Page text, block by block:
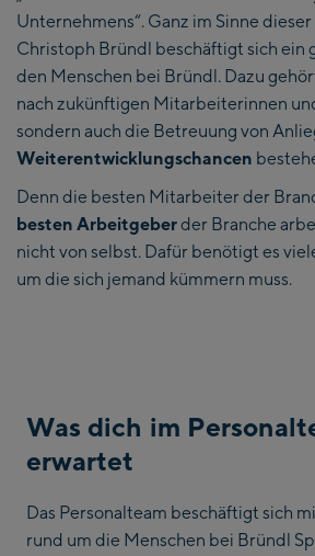
Unternehmens“. Ganz im Sinne dieser
Christoph Bründl beschäftigt sich ein
den Menschen bei Bründl. Dazu
nach zukünftigen Mitarbeiterinnen
sondern auch die Betreuung von
Weiterentwicklungschancen
Denn die besten Mitarbeiter der
besten Arbeitgeberder Branche
nicht von selbst. Dafür benötigt es
um die sich jemand kümmern muss.
Was dich im
erwartet
Das Personalteam beschäftigt sich
rund um die Menschen bei Bründl